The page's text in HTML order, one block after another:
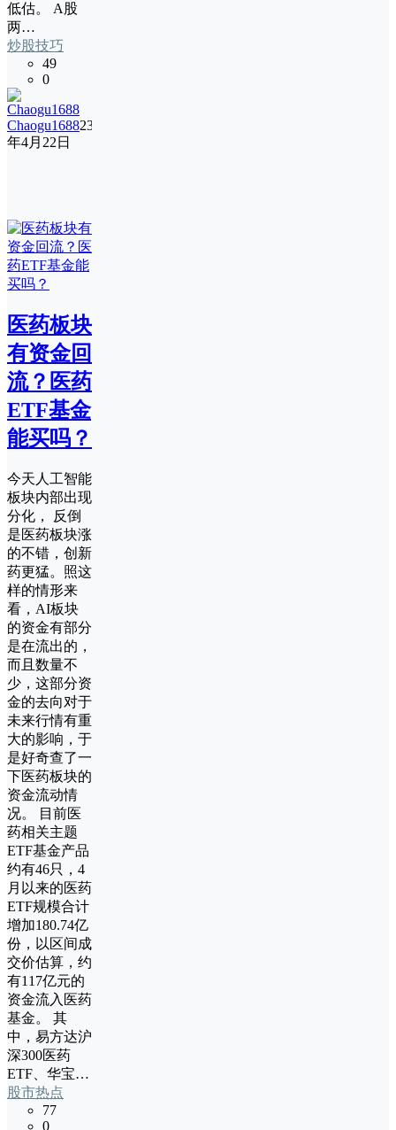
低估。 A股
两…
炒股技巧
49
0
Chaogu168823
年4月22日
医药板块
有资金回
流？医药
ETF基金
能买吗？
今天人工智能
板块内部出现
分化， 反倒
是医药板块涨
的不错，创新
药更猛。照这
样的情形来
看，AI板块
的资金有部分
是在流出的，
而且数量不
少，这部分资
金的去向对于
未来行情有重
大的影响，于
是好奇查了一
下医药板块的
资金流动情
况。 目前医
药相关主题
ETF基金产品
约有46只，4
月以来的医药
ETF规模合计
增加180.74亿
份，以区间成
交价估算，约
有117亿元的
资金流入医药
基金。 其
中，易方达沪
深300医药
ETF、华宝…
股市热点
77
0